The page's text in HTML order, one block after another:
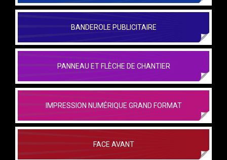
BANDEROLE PUBLICITAIRE
PANNEAU ET FLÈCHE DE CHANTIER
IMPRESSION NUMÉRIQUE GRAND FORMAT
FACE AVANT